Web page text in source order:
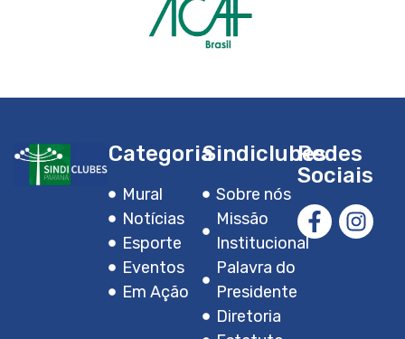
Categoria
Mural
Notícias
Esporte
Eventos
Em Ação
Sindiclubes
Sobre nós
Missão
Institucional
Palavra do
Presidente
Diretoria
Redes
Sociais